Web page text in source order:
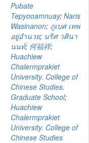
Pubate
Tepyooamnuay; Naris
Wasinanon; ภูเบศ เทพ
อยู่อำนวย; นริศ วศินา
นนท์; 何福祥;
Huachiew
Chalermprakiet
University. College of
Chinese Studies.
Graduate School;
Huachiew
Chalermprakiet
University. College of
Chinese Studies